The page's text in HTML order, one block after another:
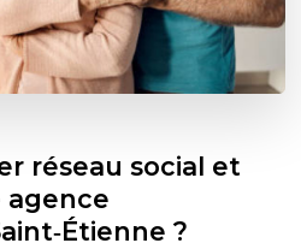
réseau social et
agence
?